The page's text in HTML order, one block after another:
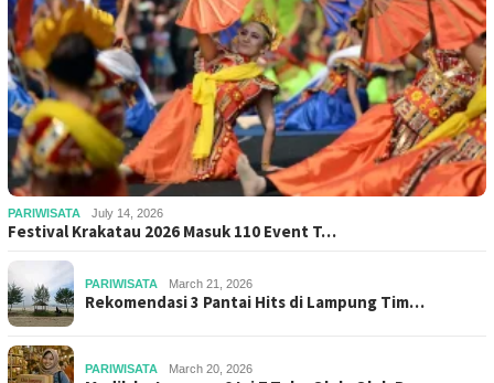
PARIWISATA July 14, 2026
Festival Krakatau 2026 Masuk 110 Event T…
PARIWISATA March 21, 2026
Rekomendasi 3 Pantai Hits di Lampung Tim…
PARIWISATA March 20, 2026